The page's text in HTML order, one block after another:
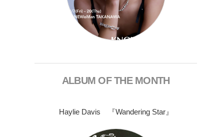
ALBUM OF THE MONTH
Haylie Davis 『Wandering Star』